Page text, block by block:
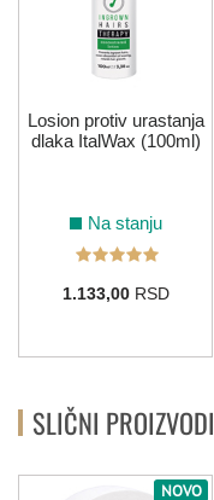
Losion protiv urastanja
dlaka ItalWax (100ml)
Na stanju
1.133,00RSD
SLIČNI PROIZVODI
NOVO